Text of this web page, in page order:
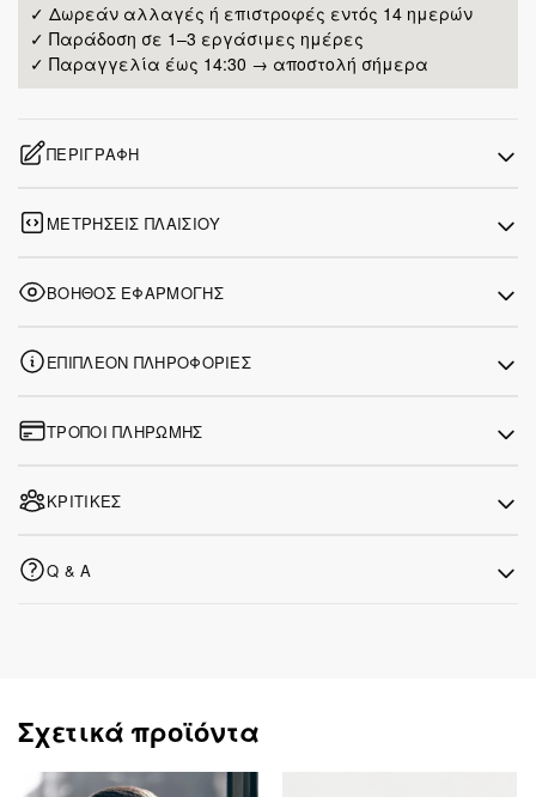
✓ Δωρεάν αλλαγές ή επιστροφές εντός 14 ημερών
✓ Παράδοση σε 1–3 εργάσιμες ημέρες
✓ Παραγγελία έως 14:30 → αποστολή σήμερα
ΠΕΡΙΓΡΑΦΉ
ΜΕΤΡΉΣΕΙΣ ΠΛΑΙΣΊΟΥ
ΒΟΗΘΌΣ ΕΦΑΡΜΟΓΉΣ
ΕΠΙΠΛΈΟΝ ΠΛΗΡΟΦΟΡΊΕΣ
ΤΡΌΠΟΙ ΠΛΗΡΩΜΉΣ
ΚΡΙΤΙΚΈΣ
Q & A
Σχετικά προϊόντα